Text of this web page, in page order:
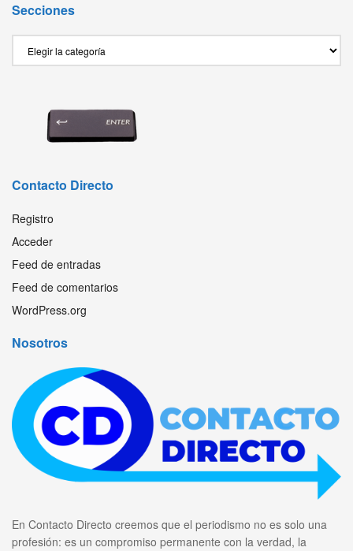
Secciones
Contacto Directo
Registro
Acceder
Feed de entradas
Feed de comentarios
WordPress.org
Nosotros
En Contacto Directo creemos que el periodismo no es solo una
profesión: es un compromiso permanente con la verdad, la